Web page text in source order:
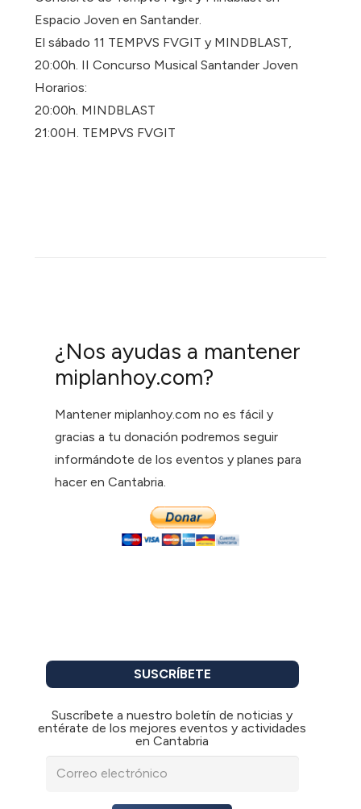
Espacio Joven en Santander.
El sábado 11 TEMPVS FVGIT y MINDBLAST,
20:00h. II Concurso Musical Santander Joven
Horarios:
20:00h. MINDBLAST
21:00H. TEMPVS FVGIT
¿Nos ayudas a mantener
miplanhoy.com?
Mantener miplanhoy.com no es fácil y
gracias a tu donación podremos seguir
informándote de los eventos y planes para
hacer en Cantabria.
SUSCRÍBETE
Suscríbete a nuestro boletín de noticias y
entérate de los mejores eventos y actividades
en Cantabria